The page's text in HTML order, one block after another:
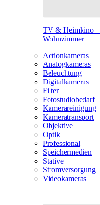
TV & Heimkino –
Wohnzimmer
Actionkameras
Analogkameras
Beleuchtung
Digitalkameras
Filter
Fotostudiobedarf
Kamerareinigung
Kameratransport
Objektive
Optik
Professional
Speichermedien
Stative
Stromversorgung
Videokameras